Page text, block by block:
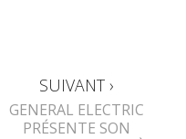
SUIVANT ›
GENERAL ELECTRIC
PRÉSENTE SON